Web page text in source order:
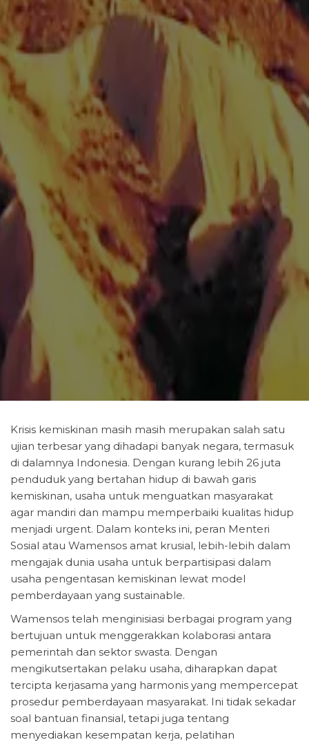
Krisis kemiskinan masih masih merupakan salah satu
ujian terbesar yang dihadapi banyak negara, termasuk
di dalamnya Indonesia. Dengan kurang lebih 26 juta
penduduk yang bertahan hidup di bawah garis
kemiskinan, usaha untuk menguatkan masyarakat
agar mandiri dan mampu memperbaiki kualitas hidup
menjadi urgent. Dalam konteks ini, peran Menteri
Sosial atau Wamensos amat krusial, lebih-lebih dalam
mengajak dunia usaha untuk berpartisipasi dalam
usaha pengentasan kemiskinan lewat model
pemberdayaan yang sustainable.
Wamensos telah menginisiasi berbagai program yang
bertujuan untuk menggerakkan kolaborasi antara
pemerintah dan sektor swasta. Dengan
mengikutsertakan pelaku usaha, diharapkan dapat
tercipta kerjasama yang harmonis yang mempercepat
prosedur pemberdayaan masyarakat. Ini tidak sekadar
soal bantuan finansial, tetapi juga tentang
menyediakan kesempatan kerja, pelatihan